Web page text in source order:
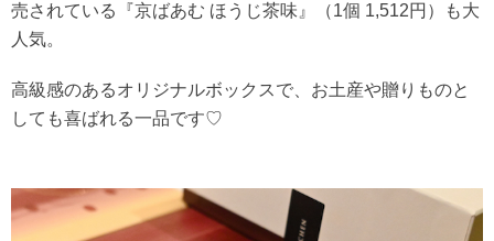
売されている『京ばあむ ほうじ茶味』（1個 1,512円）も大
人気。
高級感のあるオリジナルボックスで、お土産や贈りものと
しても喜ばれる一品です♡